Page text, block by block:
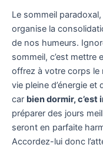
Le sommeil
organise la
de nos humeurs.
sommeil, c’est mettre
offrez à votre corps le
vie pleine d’énergie et
car bien dormir, c’est
préparer des jours
seront en parfaite
Accordez-lui donc